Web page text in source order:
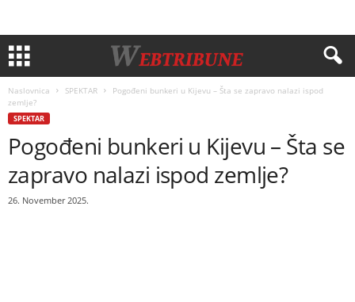
Naslovnica SPEKTAR
Pogođeni bunkeri u Kijevu – Šta se zapravo nalazi ispod
zemlje?
SPEKTAR
Pogođeni bunkeri u Kijevu – Šta se
zapravo nalazi ispod zemlje?
26. November 2025.